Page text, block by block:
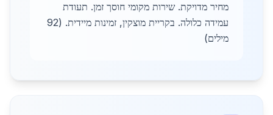
מחיר מדויקת. שירות מקומי חוסך זמן. תעודת
עמידה כלולה. בקריית מוצקין, זמינות מיידית. (92
מילים)